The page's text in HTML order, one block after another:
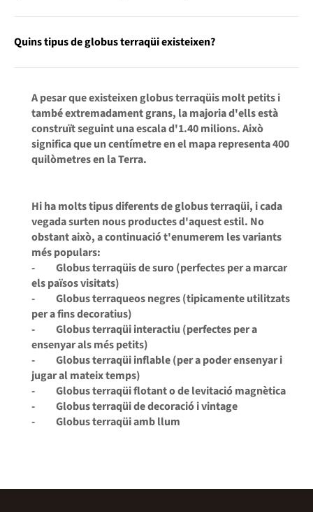
Quins tipus de globus terraqüi existeixen?
A pesar que existeixen globus terraqüis molt petits i
també extremadament grans, la majoria d'ells està
construït seguint una escala d'1.40 milions. Això
significa que un centímetre en el mapa representa 400
quilòmetres en la Terra.
Hi ha molts tipus diferents de globus terraqüi, i cada
vegada surten nous productes d'aquest estil. No
obstant això, a continuació t'enumerem les variants
més populars:
- Globus terraqüis de suro (perfectes per a marcar
els països visitats)
- Globus terraqueos negres (tipicamente utilitzats
per a fins decoratius)
- Globus terraqüi interactiu (perfectes per a
ensenyar als més petits)
- Globus terraqüi inflable (per a poder ensenyar i
jugar al mateix temps)
- Globus terraqüi flotant o de levitació magnètica
- Globus terraqüi de decoració i vintage
- Globus terraqüi amb llum